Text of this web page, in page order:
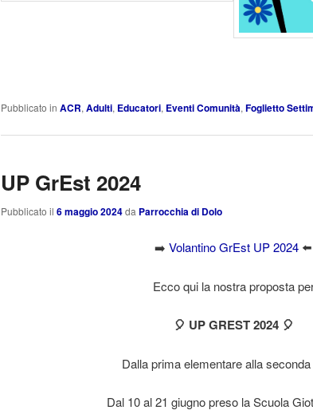
Pubblicato in ACR,Adulti, Educatori, Eventi Comunità,Foglietto
UP GrEst 2024
Pubblicato il 6 maggio 2024da Parrocchia di Dolo
➡️ Volantino GrEst UP 2024 ⬅️
Ecco qui la nostra proposta
🎈 UP GREST 2024 🎈
Dalla prima elementare alla
Dal 10 al 21 giugno preso la Scuola